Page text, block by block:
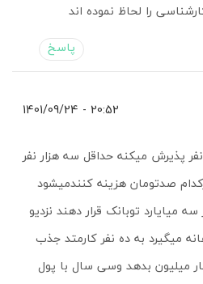
را لحاظ نموده اند
پاسخ
20:52 - 1401/09/24
پذیرش میکنه حداقل سه هزار نفر
صدتومان هزینه کنندمیشود
میایارد توبانک قرار دهند نزدیو
میگیرد به ده نفر کارمتد جذب
میلیون بدهد وسی سال با پول